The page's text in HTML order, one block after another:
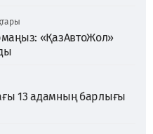
«ҚазАвтоЖол»
13 адамның барлығы